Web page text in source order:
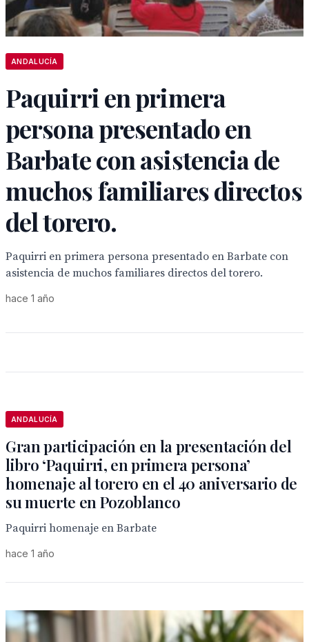
ANDALUCÍA
Paquirri en primera
persona presentado en
Barbate con asistencia de
muchos familiares directos
del torero.
Paquirri en primera persona presentado en Barbate con
asistencia de muchos familiares directos del torero.
hace 1 año
ANDALUCÍA
Gran participación en la presentación del
libro ‘Paquirri, en primera persona’
homenaje al torero en el 40 aniversario de
su muerte en Pozoblanco
Paquirri homenaje en Barbate
hace 1 año